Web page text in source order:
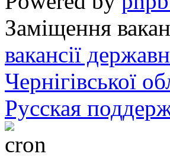
Заміщення
вакансії
Чернігівської
Русская